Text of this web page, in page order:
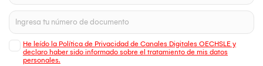
He leído la Política de Privacidad de Canales Digitales OECHSLE y
declaro haber sido informado sobre el tratamiento de mis datos
personales.